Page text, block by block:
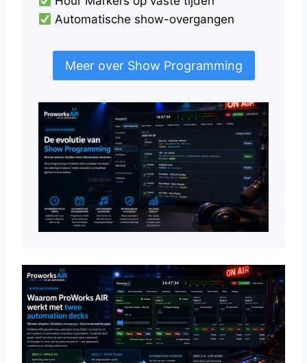
Automatische show-overgangen
Meer over Show Programming